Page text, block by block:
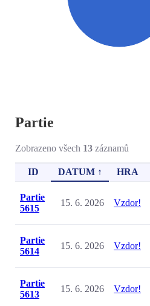
Partie
Zobrazeno všech 13 záznamů
ID DATUM ↑ HRA
Partie
5615
15. 6. 2026 Vzdor!
Partie
5614
15. 6. 2026 Vzdor!
Partie
5613
15. 6. 2026 Vzdor!